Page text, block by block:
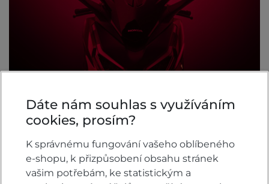
Video
Dáte nám souhlas s využíváním
cookies, prosím?
K správnému fungování vašeho oblíbeného
e-shopu, k přizpůsobení obsahu stránek
vašim potřebám, ke statistickým a